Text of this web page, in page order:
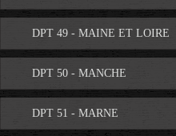
DPT 49 - MAINE ET LOIRE
DPT 50 - MANCHE
DPT 51 - MARNE